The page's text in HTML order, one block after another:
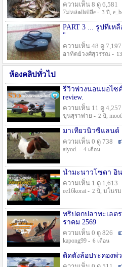
ความเห็น 8 ดู 6,581
7ม่หล่๑llต่lลีe - 3 ปี ,
PART 3 ... รูปที่เ
"
ความเห็น 48 ดู 7,197
อาทิตย์วงศ์สุวรรณ -
ห้องคลิปทั่วไป
รีวิวพ่วงนอนมอไซค์
review.
ความเห็น 11 ดู 4,257
ขุนสุราพ่าย - 2 ปี ,
มาเที่ยวนิวซีแลนด์
ความเห็น 0 ดู 738
aiyod. - 4 เดือน
น้ำมะนาวโซดา อิน
ความเห็น 1 ดู 1,613
ee16korat - 2 ปี , มโนร
ทริปตกปลาทะเลต
ราคม 2569
ความเห็น 0 ดู 826
kapong99 - 6 เดือน
ติดตั้งล้อประคองพ่